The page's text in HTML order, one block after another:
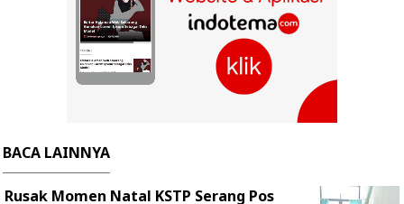
BACA LAINNYA
Rusak Momen Natal KSTP Serang Pos